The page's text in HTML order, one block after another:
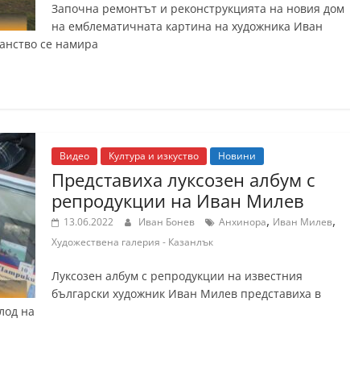
Започна ремонтът и реконструкцията на новия дом
на емблематичната картина на художника Иван
се намира
Видео Култура и изкуство Новини
Представиха луксозен албум с
репродукции на Иван Милев
13.06.2022 Иван Бонев Анхинора, Иван Милев,
Художествена галерия - Казанлък
Луксозен албум с репродукции на известния
български художник Иван Милев представиха в
на